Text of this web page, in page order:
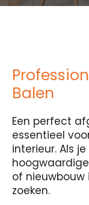
Balen
Een perfect
essentieel
interieur. Als
of nieuwbouw
zoeken.